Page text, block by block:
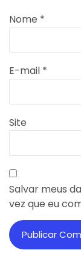
Nome *
E-mail *
Site
Salvar meus
vez que eu